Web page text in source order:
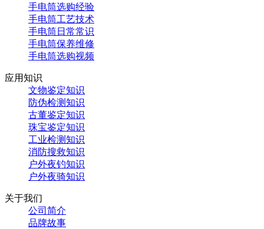
手电筒选购经验
手电筒工艺技术
手电筒日常常识
手电筒保养维修
手电筒选购视频
应用知识
文物鉴定知识
防伪检测知识
古董鉴定知识
珠宝鉴定知识
工业检测知识
消防搜救知识
户外夜钓知识
户外夜骑知识
关于我们
公司简介
品牌故事